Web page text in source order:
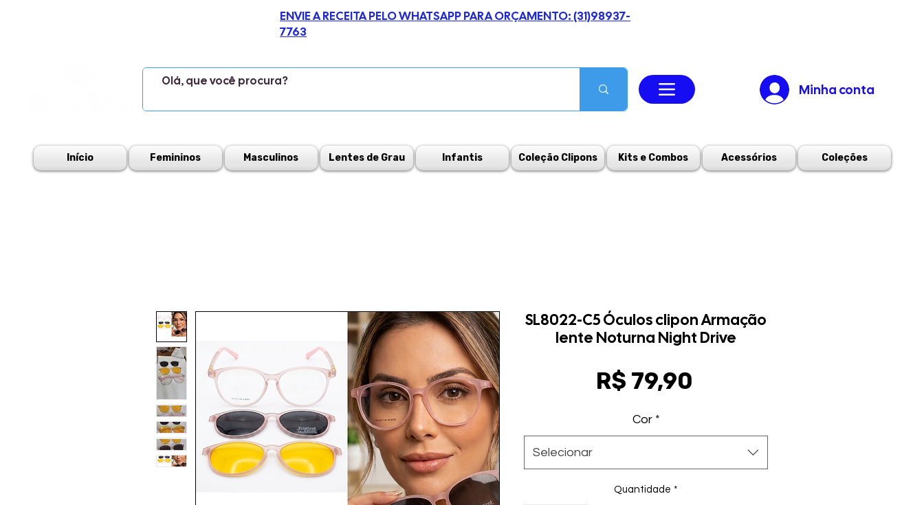
ENVIE A RECEITA PELO WHATSAPP PARA ORÇAMENTO: (31)98937-
7763
Minha conta
Início Femininos Masculinos Lentes de Grau Infantis Coleção Clipons Kits e Combos Acessórios Coleções
SL8022-C5 Óculos clipon Armação
lente Noturna Night Drive
R$ 79,90
Cor *
Selecionar
Quantidade *